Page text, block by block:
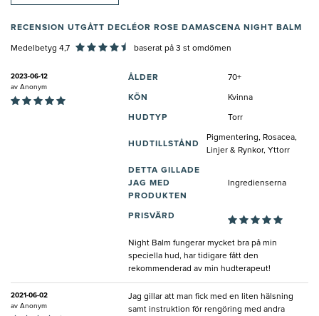
RECENSION UTGÅTT DECLÉOR ROSE DAMASCENA NIGHT BALM
Medelbetyg 4,7 baserat på 3 st omdömen
2023-06-12
av Anonym
ÅLDER 70+
KÖN Kvinna
HUDTYP Torr
HUDTILLSTÅND
Pigmentering, Rosacea,
Linjer & Rynkor, Yttorr
DETTA GILLADE
JAG MED
PRODUKTEN
Ingredienserna
PRISVÄRD
Night Balm fungerar mycket bra på min
speciella hud, har tidigare fått den
rekommenderad av min hudterapeut!
2021-06-02
av Anonym
Jag gillar att man fick med en liten hälsning
samt instruktion för rengöring med andra